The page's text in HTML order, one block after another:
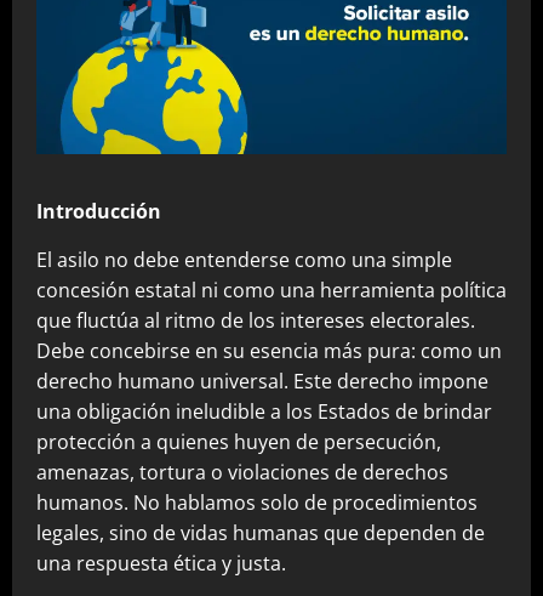
Introducción
El asilo no debe entenderse como una simple
concesión estatal ni como una herramienta política
que fluctúa al ritmo de los intereses electorales.
Debe concebirse en su esencia más pura: como un
derecho humano universal. Este derecho impone
una obligación ineludible a los Estados de brindar
protección a quienes huyen de persecución,
amenazas, tortura o violaciones de derechos
humanos. No hablamos solo de procedimientos
legales, sino de vidas humanas que dependen de
una respuesta ética y justa.